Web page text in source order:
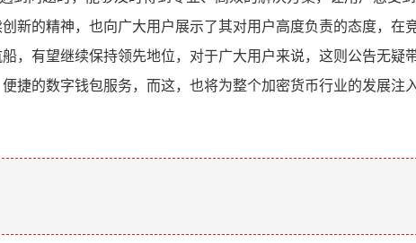
新的精神，也向广大用户展示了其对用户高度负责的态度，在
有望继续保持领先地位，对于广大用户来说，这则公告无疑
捷的数字钱包服务，而这，也将为整个加密货币行业的发展注